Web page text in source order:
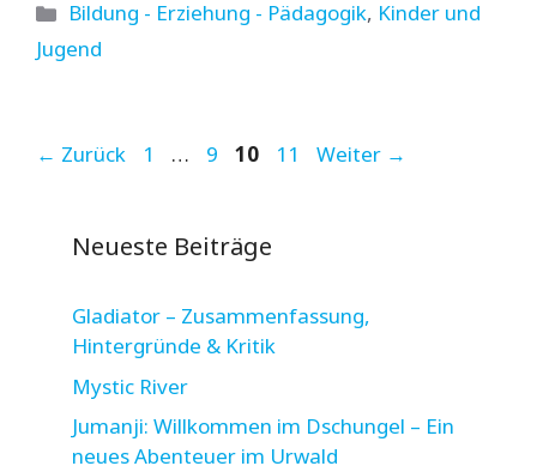
Kategorien
Bildung - Erziehung - Pädagogik, Kinder und
Jugend
← Zurück Seite
1 … Seite
9 Seite
10 Seite
11 Weiter →
Neueste Beiträge
Gladiator – Zusammenfassung,
Hintergründe & Kritik
Mystic River
Jumanji: Willkommen im Dschungel – Ein
neues Abenteuer im Urwald